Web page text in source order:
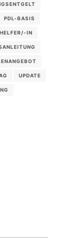
PDL-BASIS
IN
UPDATE